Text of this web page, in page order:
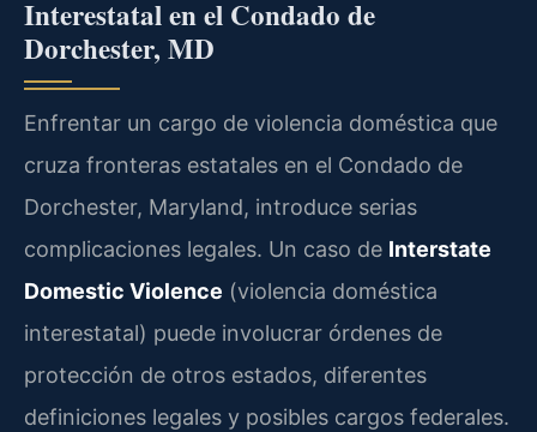
Interestatal en el Condado de
Dorchester, MD
Enfrentar un cargo de violencia doméstica que
cruza fronteras estatales en el Condado de
Dorchester, Maryland, introduce serias
complicaciones legales. Un caso de Interstate
Domestic Violence (violencia doméstica
interestatal) puede involucrar órdenes de
protección de otros estados, diferentes
definiciones legales y posibles cargos federales.